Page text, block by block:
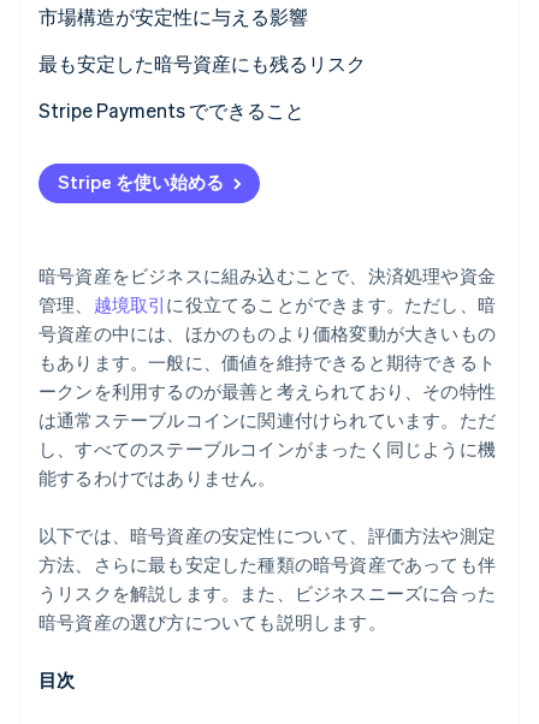
Stripe が AI の経済インフラをどのように構築しているかを
ご覧ください。
こちらをご覧ください
規制状況
流動性と取引所での取り扱い状況
技術的な回復力
USDC
USDT
DAI
市場構造が安定性に与える影響
償還がペッグを確かなものにする
裁定取引が日々の安定性を支える
流動性が下支えとなる
最も安定した暗号資産にも残るリスク
Stripe Payments でできること
Stripe を使い始める
暗号資産をビジネスに組み込むことで、決済処理や資金
管理、 越境取引 に役立てることができます。ただし、暗
号資産の中には、ほかのものより価格変動が大きいもの
もあります。一般に、価値を維持できると期待できるト
ークンを利用するのが最善と考えられており、その特性
は通常ステーブルコインに関連付けられています。ただ
し、すべてのステーブルコインがまったく同じように機
能するわけではありません。
以下では、暗号資産の安定性について、評価方法や測定
方法、さらに最も安定した種類の暗号資産であっても伴
うリスクを解説します。また、ビジネスニーズに合った
暗号資産の選び方についても説明します。
目次